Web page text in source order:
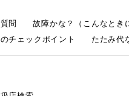
問 故障かな？（こんなとき
チェックポイント たたみ代